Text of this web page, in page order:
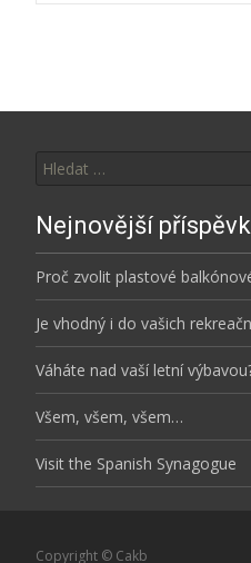
Nejnovější
Proč zvolit plastové
Je vhodný i do vašich
Váháte nad vaší letní
Všem, všem, všem…
Visit the Spanish Synagogue
Copyright © Cakb